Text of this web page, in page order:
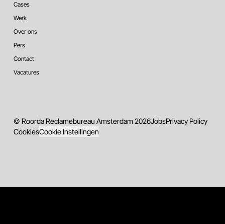
Cases
Werk
Over ons
Pers
Contact
Vacatures
© Roorda Reclamebureau Amsterdam 2026JobsPrivacy Policy
CookiesCookie Instellingen